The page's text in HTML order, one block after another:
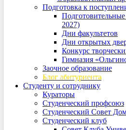
Подготовка к
2027)
Дни факультетов
Дни открытых
Конкурс
Гимназия
Заочное образование
Блог абитуриента
Студенту и сотруднику
Кураторы
Студенческий профсоюз
Студенческий Совет
Студенческий клуб